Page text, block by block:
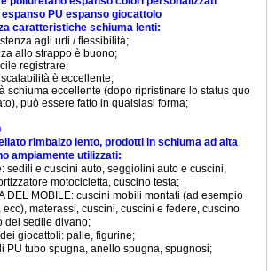
PU espanso giocattolo
caratteristiche schiuma lenti:
agli urti / flessibilità;
allo strappo è buono;
registrare;
è eccellente;
schiuma eccellente (dopo ripristinare lo status quo
può essere fatto in qualsiasi forma;
rimbalzo lento, prodotti in schiuma ad alta
ampiamente utilizzati:
sedili e cuscini auto, seggiolini auto e cuscini,
motocicletta, cuscino testa;
DEL MOBILE: cuscini mobili montati (ad esempio
materassi, cuscini, cuscini e federe, cuscino
del sedile divano;
giocattoli: palle, figurine;
PU tubo spugna, anello spugna, spugnosi;